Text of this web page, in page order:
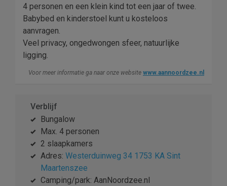
4 personen en een klein kind tot een jaar of twee.
Babybed en kinderstoel kunt u kosteloos
aanvragen.
Veel privacy, ongedwongen sfeer, natuurlijke
ligging.
Voor meer informatie ga naar onze website www.aannoordzee.nl
Verblijf
Bungalow
Max. 4 personen
2 slaapkamers
Adres: Westerduinweg 34 1753 KA Sint
Maartenszee
Camping/park: AanNoordzee.nl